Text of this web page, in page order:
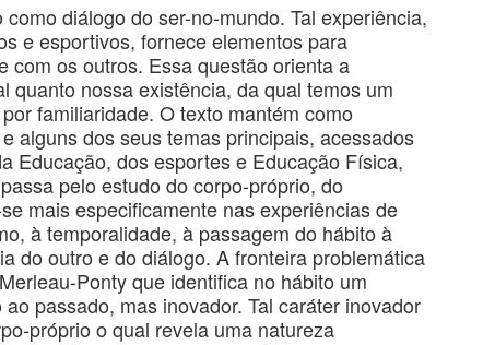
diálogo do ser-no-mundo. Tal experiência,
e esportivos, fornece elementos para
com os outros. Essa questão orienta a
quanto nossa existência, da qual temos um
familiaridade. O texto mantém como
alguns dos seus temas principais, acessados
Educação, dos esportes e Educação Física,
pelo estudo do corpo-próprio, do
mais especificamente nas experiências de
à temporalidade, à passagem do hábito à
do outro e do diálogo. A fronteira problemática
Ponty que identifica no hábito um
passado, mas inovador. Tal caráter inovador
próprio o qual revela uma natureza